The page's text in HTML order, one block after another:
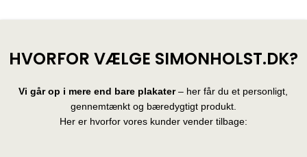
HVORFOR VÆLGE SIMONHOLST.DK?
Vi går op i mere end bare plakater– her får du et personligt,
gennemtænkt og bæredygtigt produkt.
Her er hvorfor vores kunder vender tilbage: